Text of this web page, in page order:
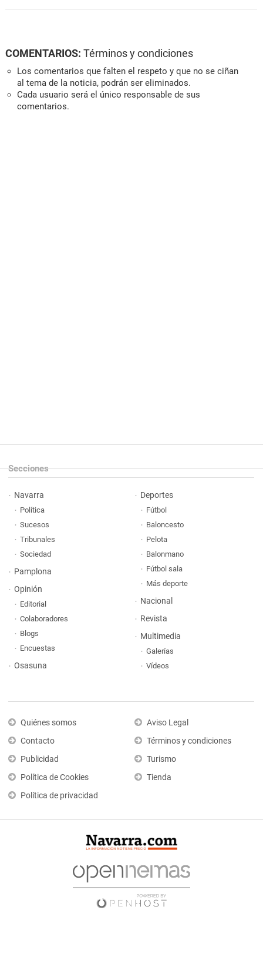
COMENTARIOS: Términos y condiciones
Los comentarios que falten el respeto y que no se ciñan
al tema de la noticia, podrán ser eliminados.
Cada usuario será el único responsable de sus
comentarios.
Secciones
Navarra
Política
Sucesos
Tribunales
Sociedad
Pamplona
Opinión
Editorial
Colaboradores
Blogs
Encuestas
Osasuna
Deportes
Fútbol
Baloncesto
Pelota
Balonmano
Fútbol sala
Más deporte
Nacional
Revista
Multimedia
Galerías
Vídeos
Quiénes somos
Contacto
Publicidad
Política de Cookies
Política de privacidad
Aviso Legal
Términos y condiciones
Turismo
Tienda